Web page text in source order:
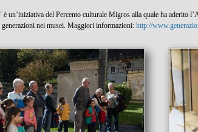
un’iniziativa del Percento culturale Migros alla quale ha aderito
nei musei. Maggiori informazioni: http://